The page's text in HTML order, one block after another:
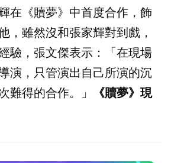
在《贖夢》中首度合作，飾
，雖然沒和張家輝對到戲，
驗，張文傑表示：「在現場
演，只管演出自己所演的沉
難得的合作。」
《贖夢》現